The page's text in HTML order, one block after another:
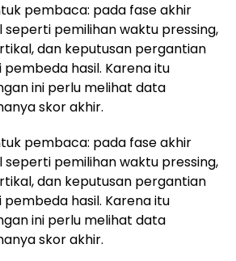
pembaca: pada fase akhir
seperti pemilihan waktu pressing,
dan keputusan pergantian
pembeda hasil. Karena itu
ini perlu melihat data
skor akhir.
pembaca: pada fase akhir
seperti pemilihan waktu pressing,
dan keputusan pergantian
pembeda hasil. Karena itu
ini perlu melihat data
skor akhir.